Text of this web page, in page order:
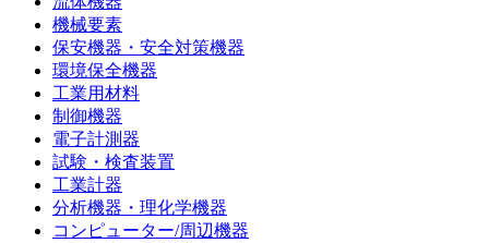
機械要素
保安機器・安全対策機器
環境保全機器
工業用材料
制御機器
電子計測器
試験・検査装置
工業計器
分析機器・理化学機器
コンピューター/周辺機器